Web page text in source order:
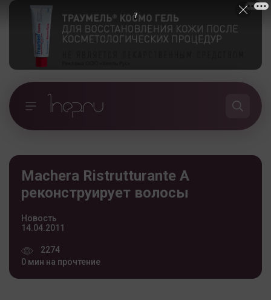
Machera Ristrutturante A
реконструирует волосы
Новость
14.04.2011
2274
0 мин на прочтение
7